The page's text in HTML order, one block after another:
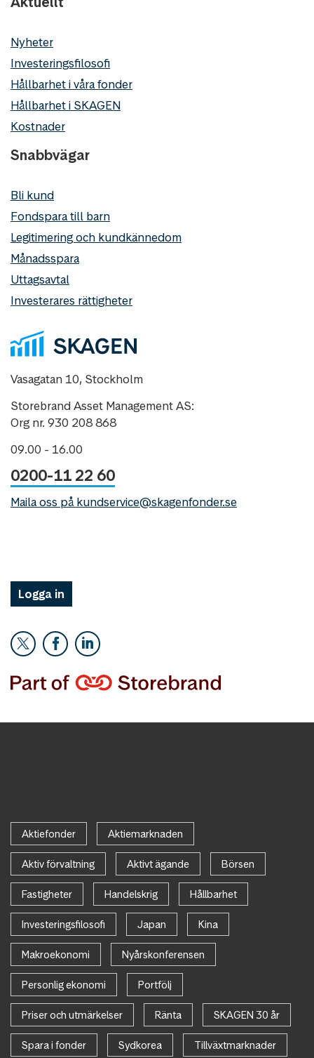
Nyheter
Investeringsfilosofi
Hållbarhet i våra fonder
Hållbarhet i SKAGEN
Kostnader
Snabbvägar
Bli kund
Fondspara till barn
Legitimering och kundkännedom
Månadsspara
Uttagsavtal
Investerares rättigheter
Vasagatan 10, Stockholm
Storebrand Asset Management AS:
Org nr. 930 208 868
09.00 - 16.00
0200-11 22 60
Maila oss på kundservice@skagenfonder.se
Logga in
Aktiefonder Aktiemarknaden
Aktiv förvaltning Aktivt ägande Börsen
Fastigheter Handelskrig Hållbarhet
Investeringsfilosofi Japan Kina
Makroekonomi Nyårskonferensen
Personlig ekonomi Portfölj
Priser och utmärkelser Ränta SKAGEN 30 år
Spara i fonder Sydkorea Tillväxtmarknader